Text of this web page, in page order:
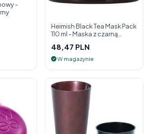
-
Heimish Black Tea Mask Pack
110 ml - Maska z czarną
48,47 PLN
W magazynie